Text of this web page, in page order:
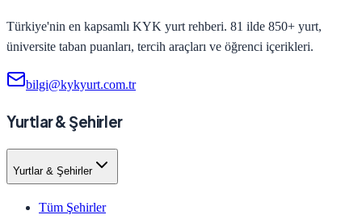
Türkiye'nin en kapsamlı KYK yurt rehberi. 81 ilde 850+ yurt,
üniversite taban puanları, tercih araçları ve öğrenci içerikleri.
bilgi@kykyurt.com.tr
Yurtlar & Şehirler
Yurtlar & Şehirler
Tüm Şehirler